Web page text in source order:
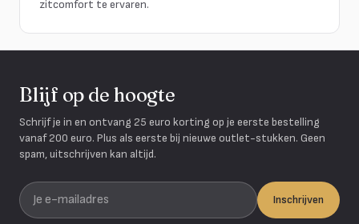
zitcomfort te ervaren.
Blijf op de hoogte
Schrijf je in en ontvang 25 euro korting op je eerste bestelling
vanaf 200 euro. Plus als eerste bij nieuwe outlet-stukken. Geen
spam, uitschrijven kan altijd.
Je e-mailadres
Inschrijven